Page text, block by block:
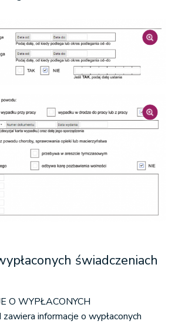
świadczeniach
O WYPŁACONYCH
informacje o wypłaconych